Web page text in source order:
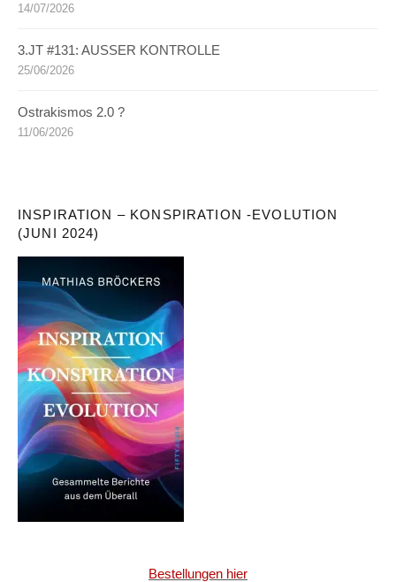
14/07/2026
3.JT #131: AUSSER KONTROLLE
25/06/2026
Ostrakismos 2.0 ?
11/06/2026
INSPIRATION – KONSPIRATION -EVOLUTION
(JUNI 2024)
Bestellungen hier